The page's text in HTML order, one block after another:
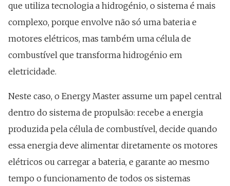
que utiliza tecnologia a hidrogénio, o sistema é mais
complexo, porque envolve não só uma bateria e
motores elétricos, mas também uma célula de
combustível que transforma hidrogénio em
eletricidade.
Neste caso, o Energy Master assume um papel central
dentro do sistema de propulsão: recebe a energia
produzida pela célula de combustível, decide quando
essa energia deve alimentar diretamente os motores
elétricos ou carregar a bateria, e garante ao mesmo
tempo o funcionamento de todos os sistemas